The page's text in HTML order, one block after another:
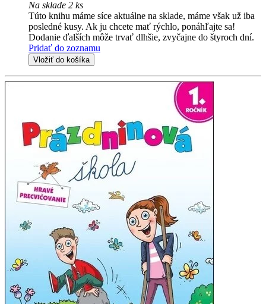
Na sklade 2 ks
Túto knihu máme síce aktuálne na sklade, máme však už iba
posledné kusy. Ak ju chcete mať rýchlo, ponáhľajte sa!
Dodanie ďalších môže trvať dlhšie, zvyčajne do štyroch dní.
Pridať do zoznamu
Vložiť do košíka